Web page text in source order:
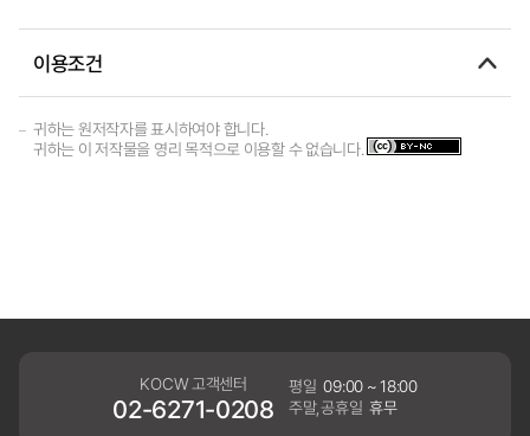
이용조건
귀하는 원저작자를 표시하여야 합니다.
귀하는 이 저작물을 영리 목적으로 이용할 수 없습니다.
KOCW 고객센터
02-6271-0208
평일 09:00 ~ 18:00
주말,공휴일 휴무